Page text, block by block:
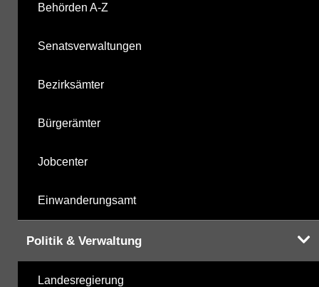
Behörden A-Z
Senatsverwaltungen
Bezirksämter
Bürgerämter
Jobcenter
Einwanderungsamt
Politik & Verwaltung
Landesregierung